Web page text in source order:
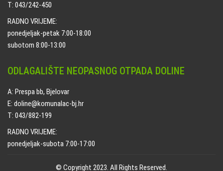
T: 043/242-450
RADNO VRIJEME:
ponedjeljak-petak 7:00-18:00
subotom 8:00-13:00
ODLAGALIŠTE NEOPASNOG OTPADA DOLINE
A: Prespa bb, Bjelovar
E: doline@komunalac-bj.hr
T: 043/882-199
RADNO VRIJEME:
ponedjeljak-subota 7:00-17:00
© Copyright 2023. All Rights Reserved.